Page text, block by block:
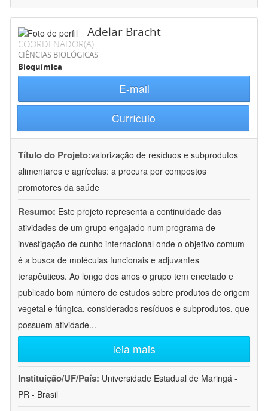
Adelar Bracht
COORDENADOR(A)
CIÊNCIAS BIOLÓGICAS
Bioquímica
E-mail
Currículo
Título do Projeto:valorização de resíduos e subprodutos
alimentares e agrícolas: a procura por compostos
promotores da saúde
Resumo: Este projeto representa a continuidade das
atividades de um grupo engajado num programa de
investigação de cunho internacional onde o objetivo comum
é a busca de moléculas funcionais e adjuvantes
terapêuticos. Ao longo dos anos o grupo tem encetado e
publicado bom número de estudos sobre produtos de origem
vegetal e fúngica, considerados resíduos e subprodutos, que
possuem atividade...
leia mais
Instituição/UF/País: Universidade Estadual de Maringá -
PR - Brasil